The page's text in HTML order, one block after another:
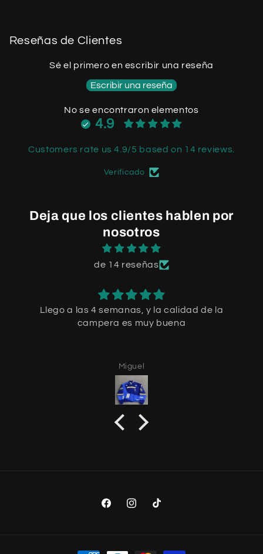
Reseñas de Clientes
Sé el primero en escribir una reseña
Escribir una reseña
No se encontraron elementos
4.9
Customers rate us 4.9/5 based on 14 reviews.
Verificado
Deja que los clientes hablen por
nosotros
de 14 reseñas
Llego a las 4 semanas, y la calidad de la
campera es muy buena
Miguel
FacebookInstagram
TikTok
Payment